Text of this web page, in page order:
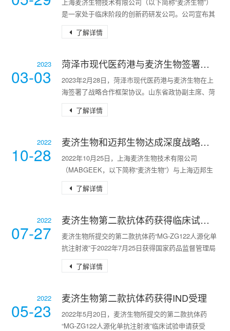
是一家处于临床阶段的创新药研发公司。公司宣布其
自主研发的1类创新药MG-ZG122人源化单抗注射液
（以下简称“MG-ZG122”）已于2023年5月25日完成健
安全性良好。该试验旨在评估MG-ZG122在中国健康
药效学及免疫原性。MG-ZG122拟用于哮喘、
了解详情
2023
03-03
菏泽市现代医药港与麦济生物签署战略合作，赋能生物医药产业
2023年2月28日，菏泽市现代医药港与麦济生物在上
海签署了战略合作框架协议。山东省政协副主席、菏
泽市市委书记张新文，菏泽市市委常委、市委秘书长
王军，菏泽市市委副秘书长、市现代医药港管理服务
了解详情
2022
10-28
麦济生物和迈邦生物达成深度战略合作
2022年10月25日，上海麦济生物技术有限公司
（MABGEEK，以下简称“麦济生物”）与上海迈邦生
物科技有限公司（MDEIUMBANK，以下简称“迈邦生
物”）就平台化培养基的优化开发和长期稳定供应达
了解详情
2022
07-27
麦济生物第二款抗体药获得临床试验批准通知书
麦济生物所提交的第二款抗体药“MG-ZG122人源化单
抗注射液”于2022年7月25日获得国家药品监督管理局
授予的《药品临床试验批准通知书》。该产品为Ⅰ类
新药，适应症为哮喘(asthma)和慢性阻塞性
了解详情
2022
05-23
麦济生物第二款抗体药获得IND受理
2022年5月20日，麦济生物所提交的第二款抗体药
“MG-ZG122人源化单抗注射液”临床试验申请获受